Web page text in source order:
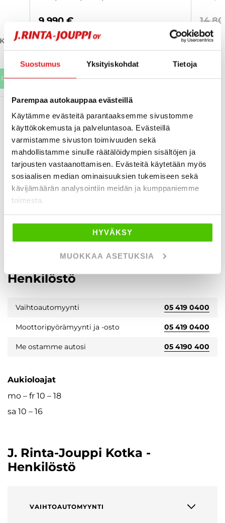
Suostumus Yksityiskohdat Tietoja
Parempaa autokauppaa evästeillä
Käytämme evästeitä parantaaksemme sivustomme
käyttökokemusta ja palveluntasoa. Evästeillä
varmistamme sivuston toimivuuden sekä
mahdollistamme sinulle räätälöidympien sisältöjen ja
tarjousten vastaanottamisen. Evästeitä käytetään myös
sosiaalisen median ominaisuuksien tukemiseen sekä
kävijämäärän analysointiin meidän ja kumppaniemme
toimesta.
HYVÄKSY
MUOKKAA ASETUKSIA
kotka
9 990 €
from 157 € / kk
kotka
KATSO TIEDOT
14
from
VIEW ALL MOST VIEWED
Henkilöstö
Vaihtoautomyynti 05 419 0400
Moottoripyörämyynti ja -osto 05 419 0400
Me ostamme autosi 05 4190 400
Aukioloajat
mo – fr 10 – 18
sa 10 – 16
J. Rinta-Jouppi Kotka -
Henkilöstö
VAIHTOAUTOMYYNTI